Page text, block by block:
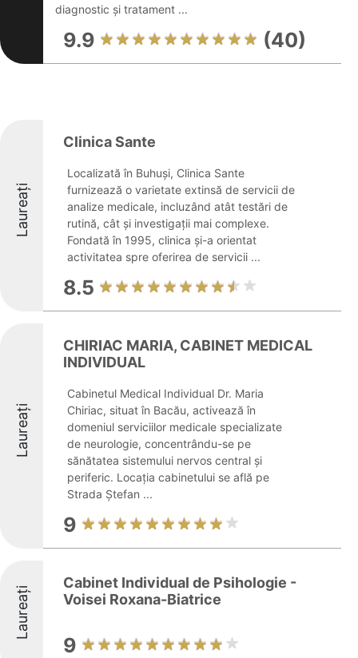
diagnostic și tratament ...
9.9 (40)
Laureați
Clinica Sante
Localizată în Buhuși, Clinica Sante
furnizează o varietate extinsă de servicii de
analize medicale, incluzând atât testări de
rutină, cât și investigații mai complexe.
Fondată în 1995, clinica și-a orientat
activitatea spre oferirea de servicii ...
8.5
Laureați
CHIRIAC MARIA, CABINET MEDICAL
INDIVIDUAL
Cabinetul Medical Individual Dr. Maria
Chiriac, situat în Bacău, activează în
domeniul serviciilor medicale specializate
de neurologie, concentrându-se pe
sănătatea sistemului nervos central și
periferic. Locația cabinetului se află pe
Strada Ștefan ...
9
Laureați
Cabinet Individual de Psihologie -
Voisei Roxana-Biatrice
9